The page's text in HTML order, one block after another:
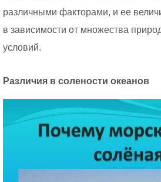
различными факторами, и ее
в зависимости от множества
условий.
Различия в солености океанов